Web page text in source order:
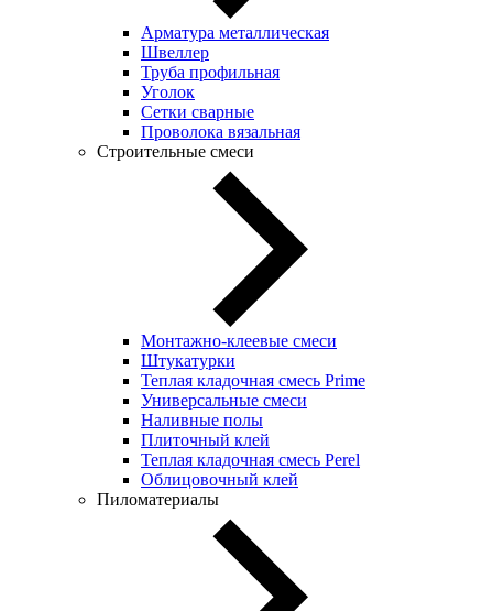
Арматура металлическая
Швеллер
Труба профильная
Уголок
Сетки сварные
Проволока вязальная
Строительные смеси
Монтажно-клеевые смеси
Штукатурки
Теплая кладочная смесь Prime
Универсальные смеси
Наливные полы
Плиточный клей
Теплая кладочная смесь Perel
Облицовочный клей
Пиломатериалы